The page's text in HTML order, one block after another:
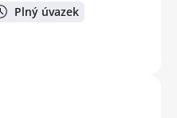
Plný úvazek